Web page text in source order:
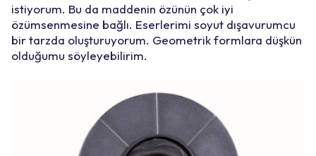
istiyorum. Bu da maddenin özünün çok iyi
özümsenmesine bağlı. Eserlerimi soyut dışavurumcu
bir tarzda oluşturuyorum. Geometrik formlara düşkün
olduğumu söyleyebilirim.